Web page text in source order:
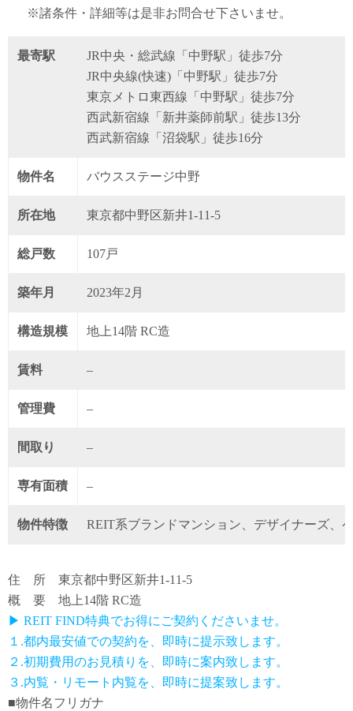
※諸条件・詳細等は是非お問合せ下さいませ。
最寄駅
JR中央・総武線「中野駅」徒歩7分
JR中央線(快速)「中野駅」徒歩7分
東京メトロ東西線「中野駅」徒歩7分
西武新宿線「新井薬師前駅」徒歩13分
西武新宿線「沼袋駅」徒歩16分
物件名 バウスステージ中野
所在地 東京都中野区新井1-11-5
総戸数 107戸
築年月 2023年2月
構造規模 地上14階 RC造
賃料 –
管理費 –
間取り –
専有面積 –
物件特徴 REIT系ブランドマンション、デザイナーズ、
住 所 東京都中野区新井1-11-5
概 要 地上14階 RC造
▶ REIT FIND特典でお得にご契約くださいませ。
１.都内最安値での契約を、即時に提示致します。
２.初期費用のお見積りを、即時に案内致します。
３.内覧・リモート内覧を、即時に提案致します。
■物件名フリガナ